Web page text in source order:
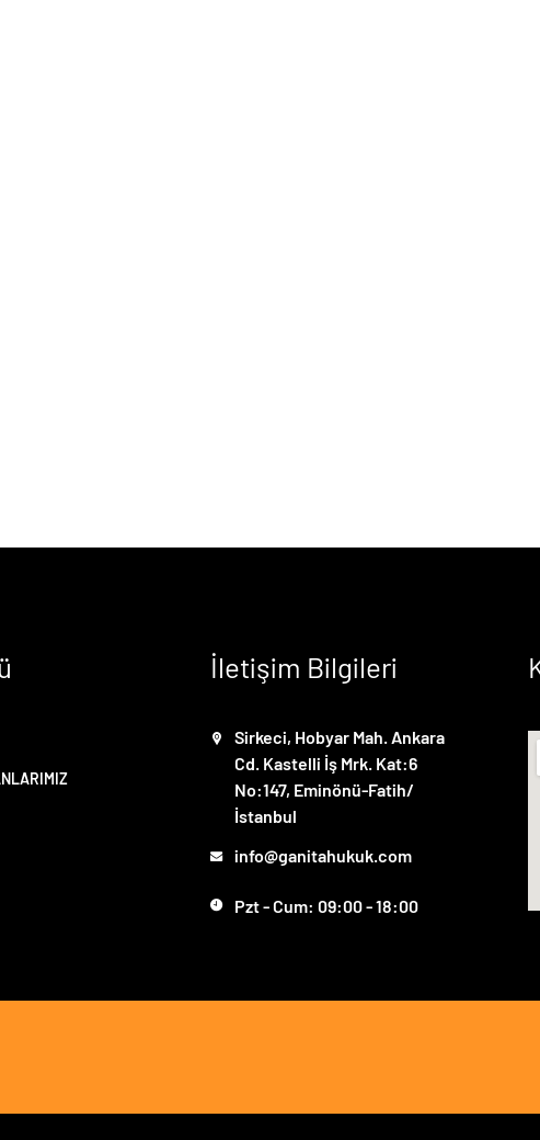
İletişim Bilgileri
Sirkeci, Hobyar Mah. Ankara
Cd. Kastelli İş Mrk. Kat:6
No:147, Eminönü-Fatih/
İstanbul
info@ganitahukuk.com
Pzt - Cum: 09:00 - 18:00